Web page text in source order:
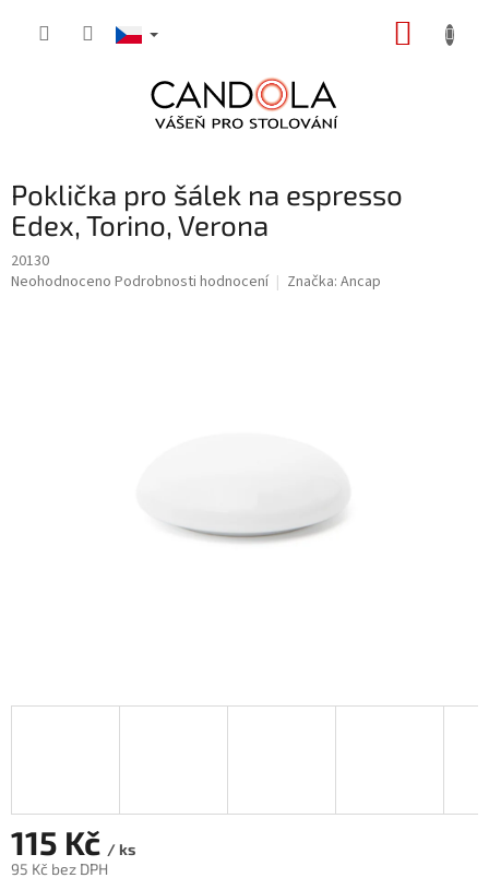
Poklička pro šálek na espresso
Edex, Torino, Verona
20130
Průměrné
Neohodnoceno Podrobnosti hodnocení Značka: Ancap
115 Kč / ks
95 Kč bez DPH